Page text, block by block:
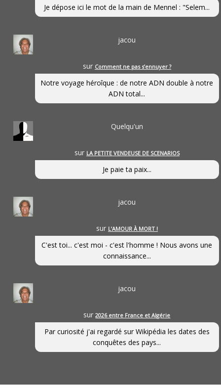
Je dépose ici le mot de la main de Mennel : "Selem...
jacou
sur Comment ne pas s’ennuyer ?
Notre voyage héroîque : de notre ADN double à notre
ADN total...
Quelqu'un
sur LA PETITE VENDEUSE DE SCENARIOS
Je paie ta paix...
jacou
sur L’AMOUR À MORT !
C'est toi... c'est moi - c'est l'homme ! Nous avons une
connaissance...
jacou
sur2026 entre France et Algérie
Par curiosité j'ai regardé sur Wikipédia les dates des
conquêtes des pays...